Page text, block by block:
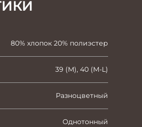
80% хлопок 20% полиэстер
39 (M), 40 (M-L)
Разноцветный
Однотонный